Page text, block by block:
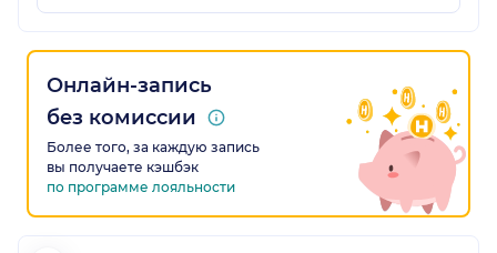
Онлайн-запись
без комиссии
Более того, за каждую запись
вы получаете кэшбэк
по программе лояльности